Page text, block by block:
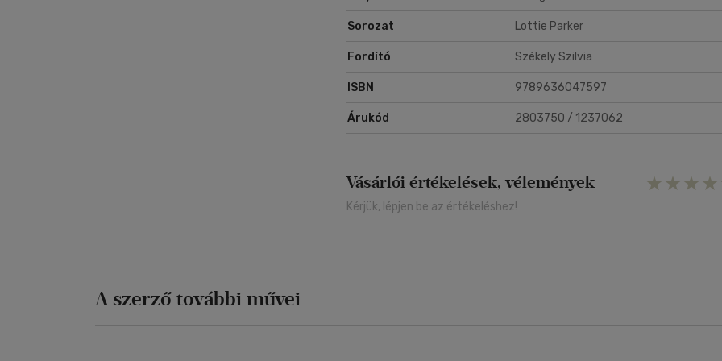
Majd újabb gyilkosság történik...
A háromgyerekes Lottie az érzéseit kikapcsolva, vérbeli profiként
megtesz, hogy Mooney őrmesterrel mielőbb felgöngyölítsék az ügyet.
Sorozat Lottie Parker
Fordító Székely Szilvia
ISBN 9789636047597
Árukód 2803750 / 1237062
Vásárlói értékelések, vélemények
Kérjük, lépjen be az értékeléshez!
A szerző további művei